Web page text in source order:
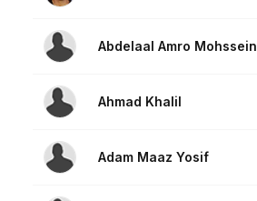
Abdelaal Amro Mohssein
Ahmad Khalil
Adam Maaz Yosif